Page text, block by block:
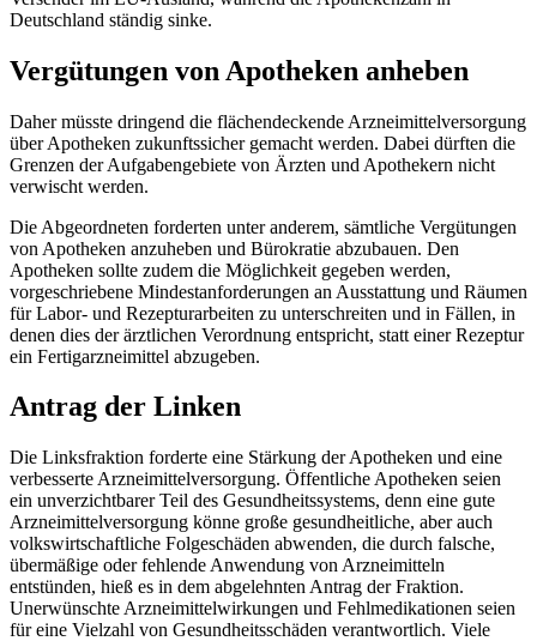
Deutschland ständig sinke.
Vergütungen von Apotheken anheben
Daher müsste dringend die flächendeckende Arzneimittelversorgung
über Apotheken zukunftssicher gemacht werden. Dabei dürften die
Grenzen der Aufgabengebiete von Ärzten und Apothekern nicht
verwischt werden.
Die Abgeordneten forderten unter anderem, sämtliche Vergütungen
von Apotheken anzuheben und Bürokratie abzubauen. Den
Apotheken sollte zudem die Möglichkeit gegeben werden,
vorgeschriebene Mindestanforderungen an Ausstattung und Räumen
für Labor- und Rezepturarbeiten zu unterschreiten und in Fällen, in
denen dies der ärztlichen Verordnung entspricht, statt einer Rezeptur
ein Fertigarzneimittel abzugeben.
Antrag der Linken
Die Linksfraktion forderte eine Stärkung der Apotheken und eine
verbesserte Arzneimittelversorgung. Öffentliche Apotheken seien
ein unverzichtbarer Teil des Gesundheitssystems, denn eine gute
Arzneimittelversorgung könne große gesundheitliche, aber auch
volkswirtschaftliche Folgeschäden abwenden, die durch falsche,
übermäßige oder fehlende Anwendung von Arzneimitteln
entstünden, hieß es in dem abgelehnten Antrag der Fraktion.
Unerwünschte Arzneimittelwirkungen und Fehlmedikationen seien
für eine Vielzahl von Gesundheitsschäden verantwortlich. Viele